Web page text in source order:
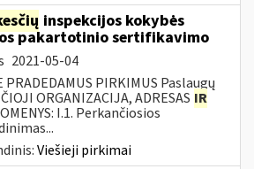
inspekcijos kokybės
pakartotinio sertifikavimo
2021-05-04
PRADEDAMUS PIRKIMUS Paslaugų
ORGANIZACIJA, ADRESAS IR
I.1. Perkančiosios
Viešieji pirkimai